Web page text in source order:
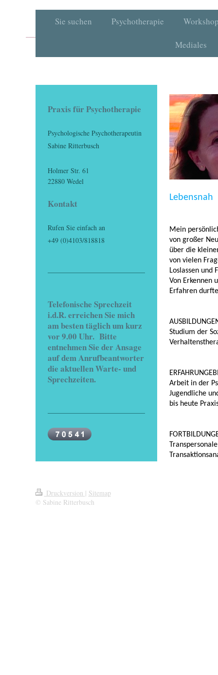
Sie suchen Psychotherapie
Mediales
Lebensnah
Mein
von großer
über die
von vielen
Loslassen und
Von Erkennen
Erfahren
Studium der
Arbeit in der
Jugendliche
bis heute
Praxis für Psychotherapie
Psychologische Psychotherapeutin
Sabine Ritterbusch
Holmer Str. 61
22880 Wedel
Kontakt
Rufen Sie einfach an
+49 (0)4103/818818
Telefonische Sprechzeit
i.d.R. erreichen Sie mich
am besten täglich um kurz
vor 9.00 Uhr. Bitte
entnehmen Sie der Ansage
auf dem Anrufbeantworter
die aktuellen Warte- und
Sprechzeiten.
Druckversion | Sitemap
© Sabine Ritterbusch